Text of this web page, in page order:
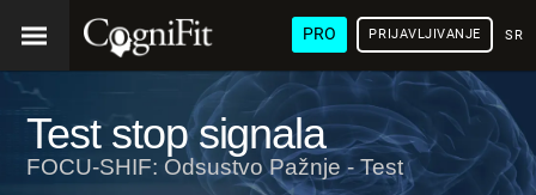
PRO PRIJAVLJIVANJE
Test stop signala
FOCU-SHIF: Odsustvo Pažnje - Test